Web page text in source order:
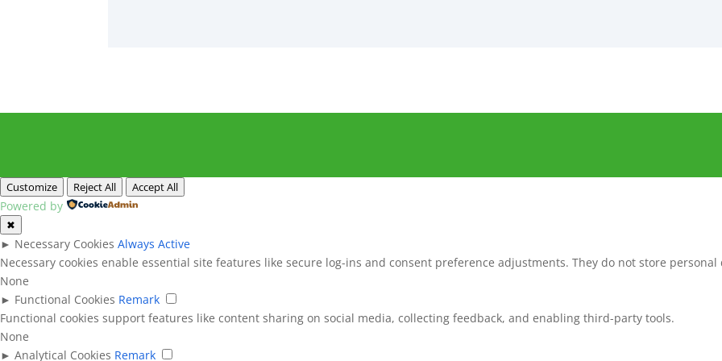
Customize Reject All Accept All
Powered by
✖
► Necessary Cookies Always Active
Necessary cookies enable essential site features like secure log-ins and consent preference adjustments. They do not store personal
None
► Functional Cookies Remark
Functional cookies support features like content sharing on social media, collecting feedback, and enabling third-party tools.
None
► Analytical Cookies Remark